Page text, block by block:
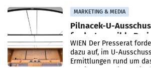
MARKETING & MEDIA
Pilnacek-U-
fordert sensible
WIEN Der Presserat
dazu auf, im U-
Ermittlungen rund um